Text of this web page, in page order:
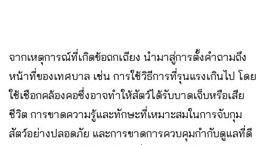
จากเหตุการณ์ที่เกิดข้อถกเถียง นำมาสู่การตั้งคำถามถึง
หน้าที่ของเทศบาล เช่น การใช้วิธีการที่รุนแรงเกินไป โดย
ใช้เชือกคล้องคอซึ่งอาจทำให้สัตว์ได้รับบาดเจ็บหรือเสีย
ชีวิต การขาดความรู้และทักษะที่เหมาะสมในการจับกุม
สัตว์อย่างปลอดภัย และการขาดการควบคุมกำกับดูแลที่ดี